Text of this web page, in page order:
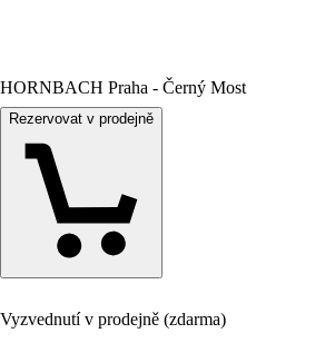
HORNBACH Praha - Černý Most
Rezervovat v prodejně
Vyzvednutí v prodejně (zdarma)